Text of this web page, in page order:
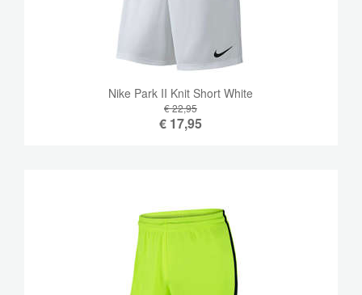
Nike Park II Knit Short White
€ 22,95
€ 17,95